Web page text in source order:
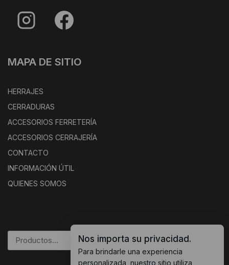
MAPA DE SITIO
HERRAJES
CERRADURAS
ACCESORIOS FERRETERÍA
ACCESORIOS CERRAJERÍA
CONTACTO
INFORMACIÓN ÚTIL
QUIENES SOMOS
BUSCAR
Nos importa su privacidad.
Para brindarle una experiencia
personalizada, nuestro sitio utiliza